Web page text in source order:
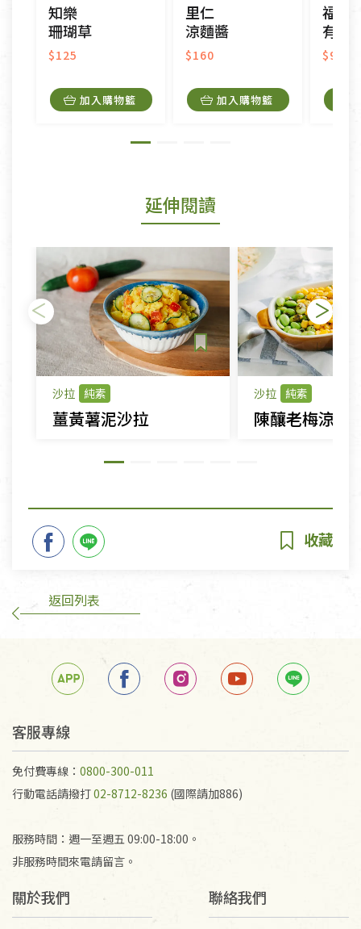
知樂
珊瑚草
$125
加入購物籃
里仁
涼麵醬
$160
加入購物籃
福業
有機三
$95
延伸閱讀
沙拉 純素
薑黃薯泥沙拉
沙拉 純素
陳釀老梅涼拌
返回列表
客服專線
免付費專線： 0800-300-011
行動電話請撥打02-8712-8236 (國際請加886)
服務時間：週一至週五 09:00-18:00。
非服務時間來電請留言。
關於我們 聯絡我們